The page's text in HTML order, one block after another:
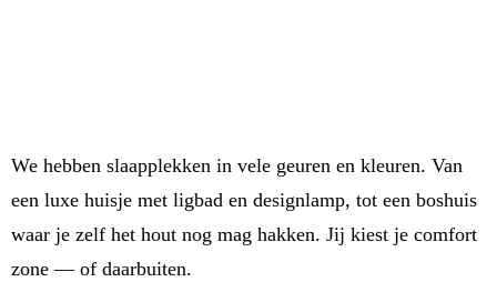
We hebben slaapplekken in vele geuren en kleuren. Van
een luxe huisje met ligbad en designlamp, tot een boshuis
waar je zelf het hout nog mag hakken. Jij kiest je comfort
zone — of daarbuiten.